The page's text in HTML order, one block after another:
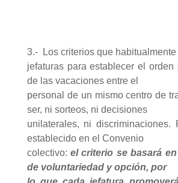
3.-
Los criterios que
jefaturas para establecer el orden
de las vacaciones entre el
personal de un mismo centro de
ser, ni sorteos, ni decisiones
unilaterales, ni discriminaciones.
establecido en el Convenio
colectivo:el criterio se basará
de voluntariedad y opción, por